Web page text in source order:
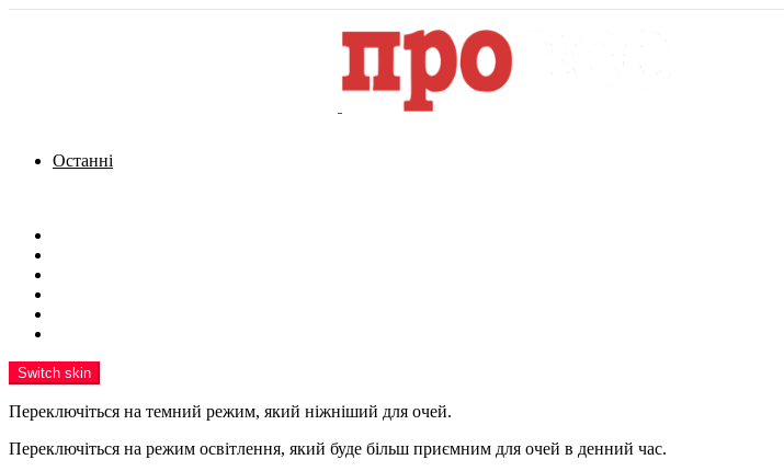
Останні
Switch skin
Переключіться на темний режим, який ніжніший для очей.
Переключіться на режим освітлення, який буде більш приємним для очей в денний час.